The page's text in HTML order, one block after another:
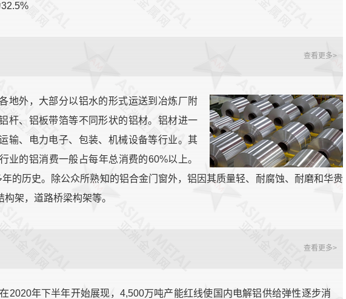
查看更多>
地外，大部分以铝水的形式运送到冶炼厂附
杆、铝板带箔等不同形状的铝材。铝材进一
输、电力电子、包装、机械设备等行业。其
业的铝消费一般占每年总消费的60%以上。
的历史。除公众所熟知的铝合金门窗外，铝因其质量轻、耐腐蚀、耐磨和华贵
构架，道路桥梁构架等。
查看更多>
2020年下半年开始展现，4,500万吨产能红线使国内电解铝供给弹性逐步消